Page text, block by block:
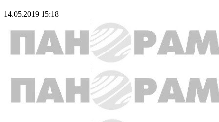
14.05.2019 15:18